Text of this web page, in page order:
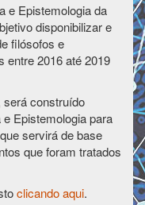
e Epistemologia da
disponibilizar e
filósofos e
entre 2016 até 2019
será construído
Epistemologia para
servirá de base
que foram tratados
clicando aqui.